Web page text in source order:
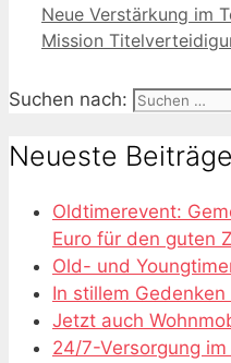
Neue Verstärkung im
Mission
Suchen nach:
Neueste Beiträge
Oldtimerevent:
Euro für den guten
Old- und
In stillem Gedenken
Jetzt auch
24/7-Versorgung